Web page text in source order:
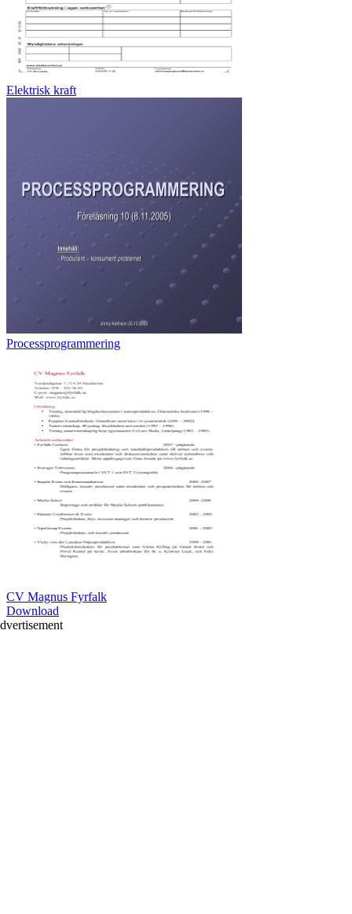
Elektrisk kraft
Processprogrammering
CV Magnus Fyrfalk
Download